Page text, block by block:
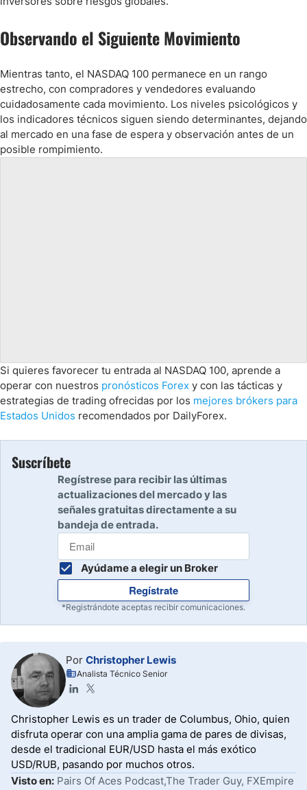
Observando el Siguiente Movimiento
Mientras tanto, el NASDAQ 100 permanece en un rango
estrecho, con compradores y vendedores evaluando
cuidadosamente cada movimiento. Los niveles psicológicos y
los indicadores técnicos siguen siendo determinantes, dejando
al mercado en una fase de espera y observación antes de un
posible rompimiento.
Si quieres favorecer tu entrada al NASDAQ 100, aprende a
operar con nuestros pronósticos Forex y con las tácticas y
estrategias de trading ofrecidas por los mejores brókers para
Estados Unidos recomendados por DailyForex.
Suscríbete
Regístrese para recibir las últimas
actualizaciones del mercado y las
señales gratuitas directamente a su
bandeja de entrada.
Ayúdame a elegir un Broker
Regístrate
*Registrándote aceptas recibir comunicaciones.
Por Christopher Lewis
Analista Técnico Senior
Christopher Lewis es un trader de Columbus, Ohio, quien
disfruta operar con una amplia gama de pares de divisas,
desde el tradicional EUR/USD hasta el más exótico
USD/RUB, pasando por muchos otros.
Visto en: Pairs Of Aces Podcast,The Trader Guy, FXEmpire